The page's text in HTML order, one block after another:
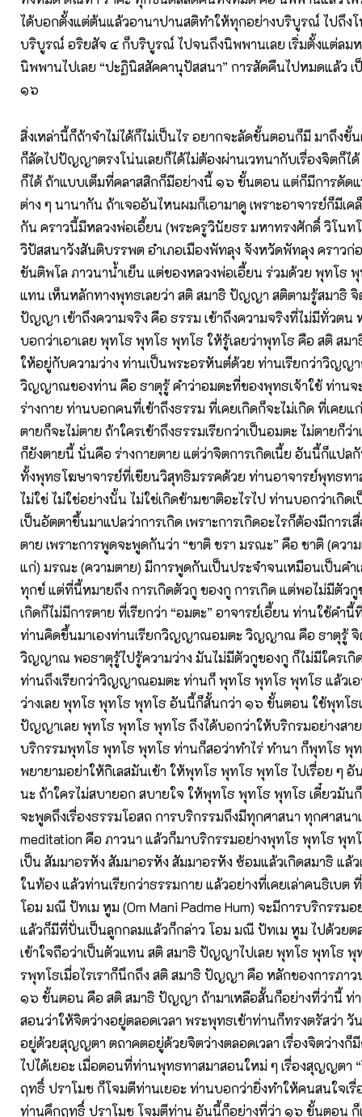
ได้บอกตั้งแต่ต้นแล้วอานาปานสติทำให้ทุกอย่างบริบูรณ์ ไปถึง
บริบูรณ์ อริยสัจ ๔ ก็บริบูรณ์ ไปจนถึงนิพพานเลย เริ่มตั้งแต่ลม
นิพพานไปเลย “ปะฏินิสสัคคานุปัสสนา” การสัดคืนไปหมดแล้ว
๑๖
สิ่งเหล่านี้ก็ถ้าจำไม่ได้ก็ไม่เป็นไร อยากจะลัดขั้นตอนก็มี มาถึง
ก็ลัดไปปัญญาตรงโน่นเลยก็ได้ไม่ต้องผ่านเวทนากับเรื่องจิตก็ไ
ก็ได้ ถ้าแบบเต็มที่คลาสสิกก็มีอย่างนี้ ๑๖ ขั้นตอน แต่ก็มีการดัดแ
ต่าง ๆ นานากัน ถ้าเจออันไหนผมก็เอามาดู เพราะอาจารย์ก็มีเค
กัน คราวนี้มีหลวงพ่อเอี้ยน (พระครูวินัยธร มหาทรงศักดิ์ วิโนท
วิปัสสนาวังสันติบรรพต อำเภอเมืองพัทลุง จังหวัดพัทลุง คราวก่
ขันติพโล ภาวนาน้ำเย็น แต่ของหลวงพ่อเอี้ยน ร่วมด้วย พุทโธ
แทน เห็นหลักทางพุทธเลยว่า สติ สมาธิ ปัญญา สติตามรู้สมาธิ
ปัญญา เข้าถึงความจริง คือ ธรรม เข้าถึงความจริงที่ไม่มีทั่วตน
บอกว่าเอาเลย พุทโธ พุทโธ พุทโธ ให้รู้เลยว่าพุทโธ คือ สติ ส
ให้อยู่กับความว่าง ท่านเป็นพระอรหันต์ด้วย ท่านเรียกว่าวิญ
วิญญาณของท่าน คือ ธาตุรู้ คำว่าอมตะที่ของพุทธเจ้าใช้ ท่านจ
ร่างกาย ท่านบอกคนที่เข้าถึงธรรม ที่เคยเกิดก็จะไม่เกิด ที่เคยแ
ตายก็จะไม่ตาย ถ้าใครเข้าถึงธรรมเรียกว่าเป็นอมตะ ไม่ตายก็ว่
ก็ยังตายนี้ นั่นคือ ร่างกายตาย แต่ว่าจิตการเกิดเนี้ย อันนี้ก็แปล
ทั้งพุทธโฆษาจารย์ที่เขียนวิสุทธิมรรคด้วย ท่านอาจารย์พุทธท
ไม่ใช่ ไม่ใช่อย่างนั้น ไม่ใช่เกิดข้ามชาติอะไรไป ท่านบอกว่าเกิด
เป็นอัตตาขึ้นมาแปลว่าการเกิด เพราะการเกิดอะไรก็ต้องมีการเ
ตาย เพราะการพูดจะพูดกันว่า “ชาติ ชรา มรณะ” คือ ชาติ (ควา
แก่) มรณะ (ความตาย) มีการพูดกันเป็นประจำจนเหมือนเป็นคำ
ทุกข์ แต่ที่นี้หมายถึง การเกิดตัวกู ของกู การเกิด แต่พอไม่มีตัวกู
เกิดก็ไม่มีการตาย ที่เรียกว่า “อมตะ” อาจารย์เอี้ยน ท่านใช้คำนี้
ท่านคิดขึ้นมาเองท่านเรียกวิญญาณอมตะ วิญญาณ คือ ธาตุรู้ จิ
วิญญาณ พอธาตุรู้ไปรู้ความว่าง มันไม่มีตัวกูของกู ก็ไม่มีใครเกิ
ท่านถึงเรียกว่าวิญญาณอมตะ ท่านก็ พุทโธ พุทโธ พุทโธ แล้วเอ
ว่างเลย พุทโธ พุทโธ พุทโธ อันนี้ก็สั้นกว่า ๑๖ ขั้นตอน ใช้พุทโ
ปัญญาเลย พุทโธ พุทโธ พุทโธ ถึงได้บอกว่าให้บริกรมอย่างสา
บริกรรมพุทโธ พุทโธ พุทโธ ท่านก็สอว่าทำไร่ ทำนา ก็พุทโธ พุ
พยายามอย่าให้กิเลสมันเข้า ให้พุทโธ พุทโธ พุทโธ ไปเรื่อย ๆ อั
นะ ถ้าใครไม่สบายอก สบายใจ ให้พุทโธ พุทโธ พุทโธ เดี๋ยวมัน
จะพูดถึงเรื่องธรรมโอสถ การบริกรรมถึงมีทุกศาสนา ทุกศาสนา
meditation คือ ภาวนา แล้วก็มาบริกรรมอย่างพุทโธ พุทโธ พุท
เป็น สัมมาอรหัง สัมมาอรหัง สัมมาอรหัง ซ้อมแล้วเกิดสมาธิ แล้
ในท้อง แล้วท่านเรียกว่าธรรมกาย แล้วอย่างที่เคยเล่าคนธิเบต
โอม มณี ปัทเม หูม (Om Mani Padme Hum) จะมีการบริกรรมอ
แล้วก็มีที่ปั่นเป็นลูกกลมแล้วก็กล่าว โอม มณี ปัทเม หูม ไปด้วยตล
เข้าใจถือว่าเป็นตัวแทน สติ สมาธิ ปัญญาไปเลย พุทโธ พุทโธ พุ
รพุทโธเมื่อไรเราก็นึกถึง สติ สมาธิ ปัญญา คือ หลักของการภาว
๑๖ ขั้นตอน คือ สติ สมาธิ ปัญญา ถ้ามาเหลือสั้นก็อย่างที่ว่านี้ ท่
สอนว่าให้จิตว่างอยู่ตลอดเวลา พระพุทธเข้าท่านก็ทรงตรัสว่า วั
อยู่ด้วยสุญญตา ตถาคตอยู่ด้วยจิตว่างตลอดเวลา เรื่องจิตว่างก็
ไปได้เยอะ เมื่อตอนที่ท่านพุทธทาสมาสอนใหม่ ๆ เรื่องสุญญตา
ฤทธิ์ ปราโมช ก็โจมตีท่านเยอะ ท่านบอกว่ายิ่งทำให้คนสนใจเรื่
ท่านคึกฤทธิ์ ปราโมช โจมตีท่าน อันนี้ก็อย่างที่ว่า ๑๖ ขั้นตอน ก็